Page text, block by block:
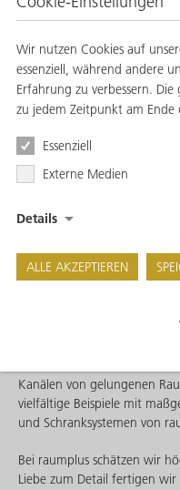
Lichtdurchflutete
Altbausanierung bedeutet
moderne Wohnkonzepte
Situationen, die den Charme
zeitgemäßen Wohnstil
maßgefertigten Schiebetüren
Details – und wir fertigen Ihr
für Ihren Altbauraum.
Inspiration für Ihre
Kanälen von gelungenen
vielfältige Beispiele mit
und Schranksystemen von
Bei raumplus schätzen wir
Liebe zum Detail fertigen
Wir nutzen Cookies auf
essenziell, während andere
Erfahrung zu verbessern.
zu jedem Zeitpunkt am Ende
Essenziell
Externe Medien
Details
ALLE AKZEPTIEREN